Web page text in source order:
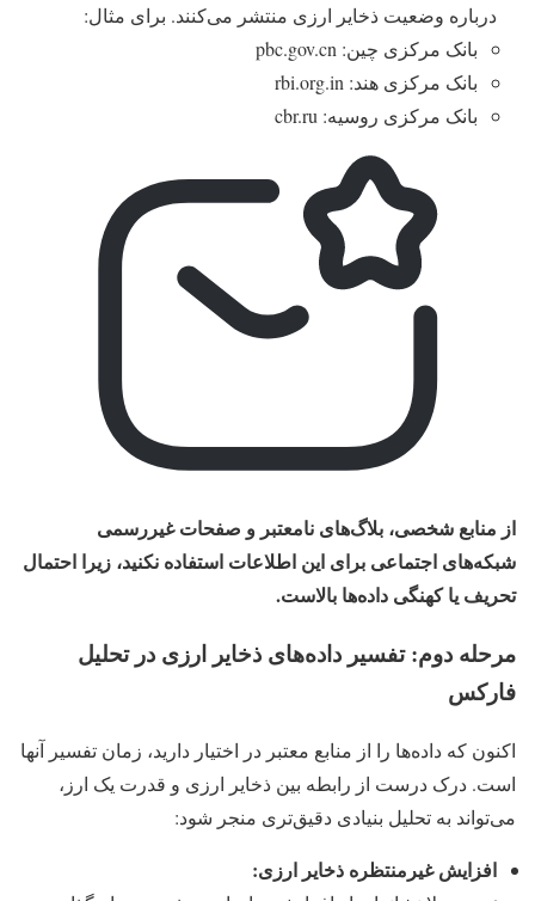
درباره وضعیت ذخایر ارزی منتشر می‌کنند. برای مثال:
بانک مرکزی چین: pbc.gov.cn
بانک مرکزی هند: rbi.org.in
بانک مرکزی روسیه: cbr.ru
از منابع شخصی، بلاگ‌های نامعتبر و صفحات غیررسمی
شبکه‌های اجتماعی برای این اطلاعات استفاده نکنید، زیرا احتمال
تحریف یا کهنگی داده‌ها بالاست.
مرحله دوم: تفسیر داده‌های ذخایر ارزی در تحلیل
فارکس
اکنون که داده‌ها را از منابع معتبر در اختیار دارید، زمان تفسیر آنها
است. درک درست از رابطه بین ذخایر ارزی و قدرت یک ارز،
می‌تواند به تحلیل بنیادی دقیق‌تری منجر شود:
افزایش غیرمنتظره ذخایر ارزی: